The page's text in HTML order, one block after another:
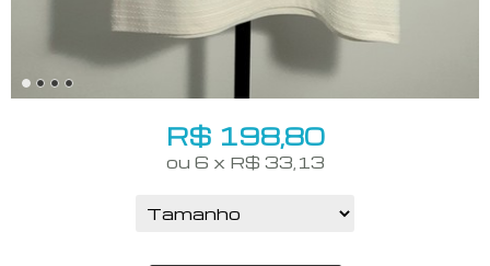
R$ 198,80
ou 6 x R$ 33,13